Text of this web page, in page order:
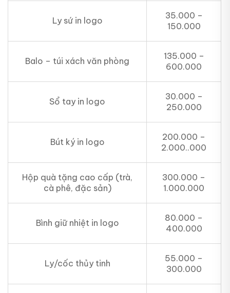
Ly sứ in logo
35.000 –
150.000
Balo – túi xách văn phòng
135.000 –
600.000
Sổ tay in logo
30.000 –
250.000
Bút ký in logo
200.000 –
2.000..000
Hộp quà tặng cao cấp (trà,
cà phê, đặc sản)
300.000 –
1.000.000
Bình giữ nhiệt in logo
80.000 –
400.000
Ly/cốc thủy tinh
55.000 –
300.000